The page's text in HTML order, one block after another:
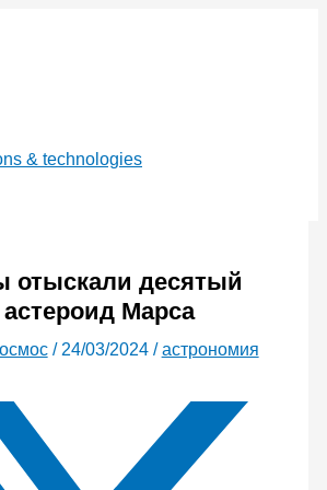
& technologies
отыскали десятый
Марса
/ 24/03/2024 /астрономия